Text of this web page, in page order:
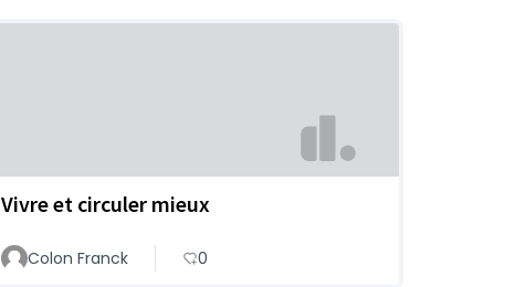
Vivre et circuler mieux
Colon Franck 0